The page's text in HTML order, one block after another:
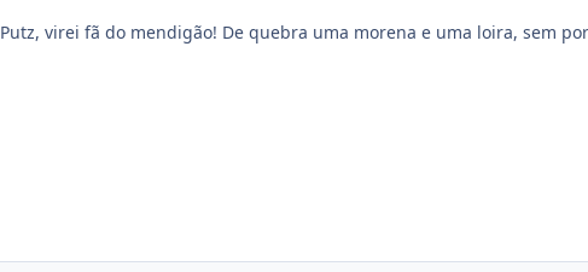
Putz, virei fã do mendigão! De quebra uma morena e uma loira, sem